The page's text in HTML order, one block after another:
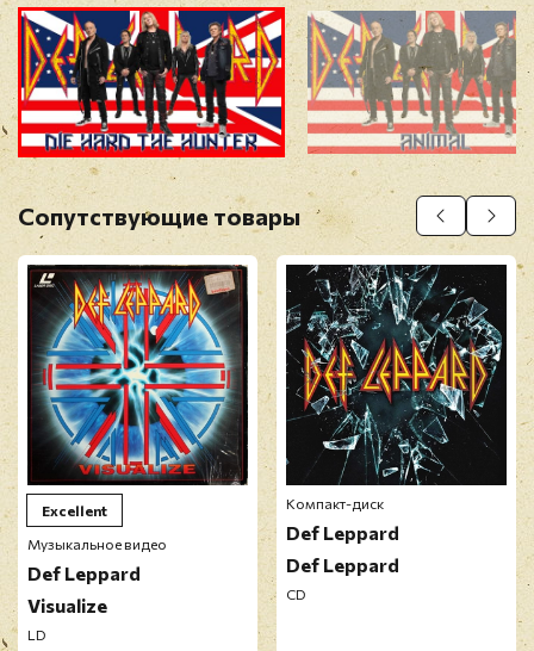
E3. Armageddon It
E4. Pour Some Sugar On Me
F1. Let's Go
F2. Action
F3. Rock Of Ages
F4. Photograph
Прикрепить фото
Оставить отзыв
Перед публикацией отзывы проходят
модерацию
Сопутствующие товары
Excellent
Музыкальное видео
Def Leppard
Visualize
LD
Компакт-диск
Def Leppard
Def Leppard
CD